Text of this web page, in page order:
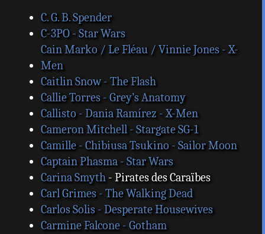
C. G. B. Spender
C-3PO - Star Wars
Cain Marko / Le Fléau / Vinnie Jones - X-
Men
Caitlin Snow - The Flash
Callie Torres - Grey’s Anatomy
Callisto - Dania Ramírez - X-Men
Cameron Mitchell - Stargate SG-1
Camille - Chibiusa Tsukino - Sailor Moon
Captain Phasma - Star Wars
Carina Smyth- Pirates des Caraïbes
Carl Grimes - The Walking Dead
Carlos Solis - Desperate Housewives
Carmine Falcone - Gotham